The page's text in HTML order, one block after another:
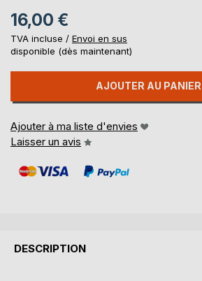
16,00 €
TVA incluse / Envoi en sus
disponible (dès maintenant)
AJOUTER AU PANIER
Ajouter à ma liste d'envies
Laisser un avis
DESCRIPTION